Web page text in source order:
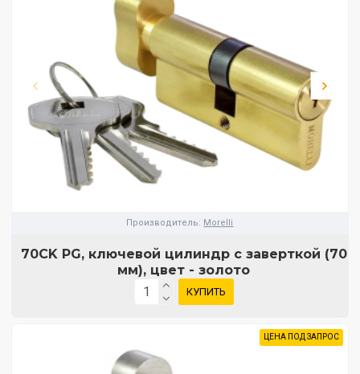
Производитель: Morelli
70CK PG, ключевой цилиндр с заверткой (70
мм), цвет - золото
КУПИТЬ
ЦЕНА ПОД ЗАПРОС